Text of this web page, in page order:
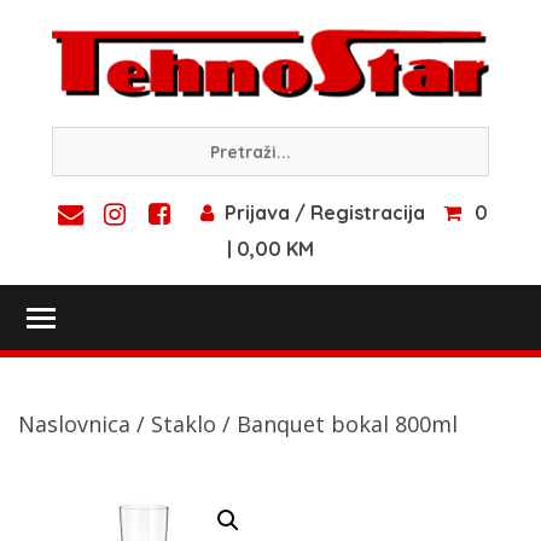
content
Prijava / Registracija
0
| 0,00 KM
Naslovnica / Staklo / Banquet bokal 800ml